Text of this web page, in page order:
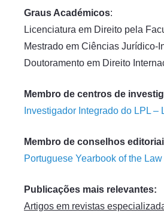
Graus Académicos:
Licenciatura em Direito pela
Mestrado em Ciências Jurídico-
Doutoramento em Direito
Membro de centros de
Investigador Integrado do LPL
Membro de conselhos
Portuguese Yearbook of the
Publicações mais relevantes:
Artigos em revistas